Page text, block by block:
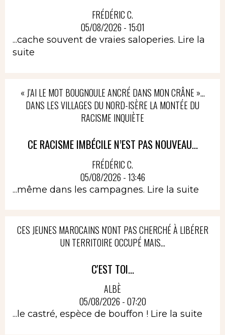
FRÉDÉRIC C.
05/08/2026 - 15:01
...cache souvent de vraies saloperies. Lire la
suite
« J’AI LE MOT BOUGNOULE ANCRÉ DANS MON CRÂNE »…
DANS LES VILLAGES DU NORD-ISÈRE LA MONTÉE DU
RACISME INQUIÈTE
CE RACISME IMBÉCILE N’EST PAS NOUVEAU...
FRÉDÉRIC C.
05/08/2026 - 13:46
...même dans les campagnes. Lire la suite
CES JEUNES MAROCAINS N'ONT PAS CHERCHÉ À LIBÉRER
UN TERRITOIRE OCCUPÉ MAIS...
C'EST TOI...
ALBÈ
05/08/2026 - 07:20
...le castré, espèce de bouffon ! Lire la suite